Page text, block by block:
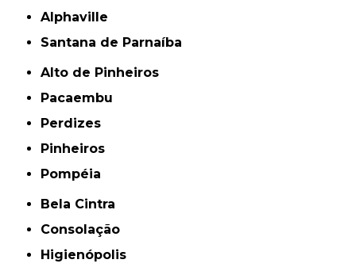
Alphaville
Santana de Parnaíba
Alto de Pinheiros
Pacaembu
Perdizes
Pinheiros
Pompéia
Bela Cintra
Consolação
Higienópolis